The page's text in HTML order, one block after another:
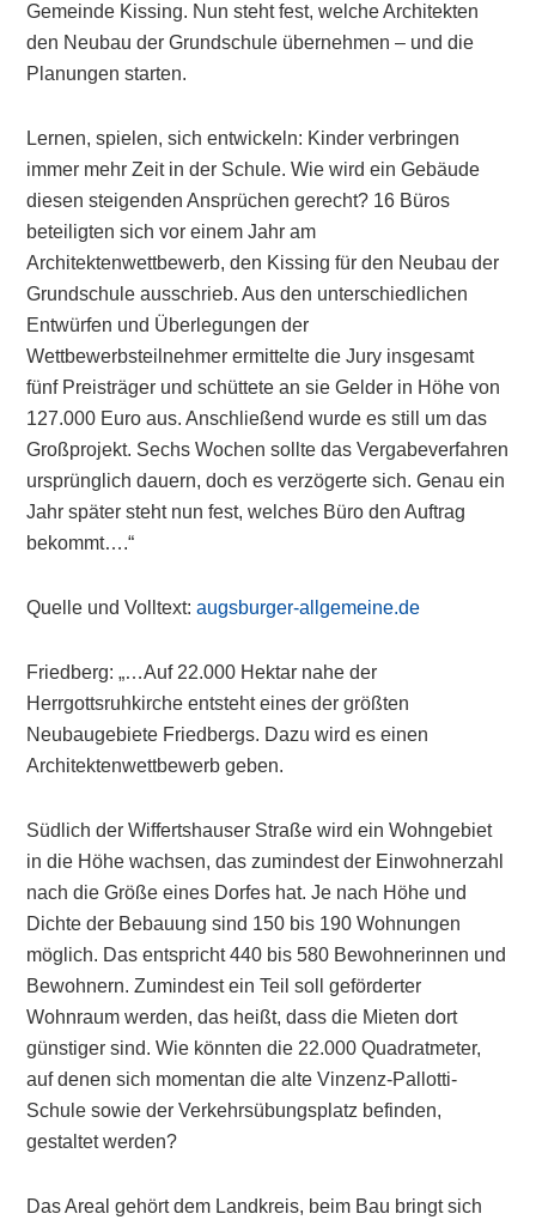
Gemeinde Kissing. Nun steht fest, welche Architekten
den Neubau der Grundschule übernehmen – und die
Planungen starten.
Lernen, spielen, sich entwickeln: Kinder verbringen
immer mehr Zeit in der Schule. Wie wird ein Gebäude
diesen steigenden Ansprüchen gerecht? 16 Büros
beteiligten sich vor einem Jahr am
Architektenwettbewerb, den Kissing für den Neubau der
Grundschule ausschrieb. Aus den unterschiedlichen
Entwürfen und Überlegungen der
Wettbewerbsteilnehmer ermittelte die Jury insgesamt
fünf Preisträger und schüttete an sie Gelder in Höhe von
127.000 Euro aus. Anschließend wurde es still um das
Großprojekt. Sechs Wochen sollte das Vergabeverfahren
ursprünglich dauern, doch es verzögerte sich. Genau ein
Jahr später steht nun fest, welches Büro den Auftrag
bekommt….“
Quelle und Volltext:augsburger-allgemeine.de
Friedberg: „…Auf 22.000 Hektar nahe der
Herrgottsruhkirche entsteht eines der größten
Neubaugebiete Friedbergs. Dazu wird es einen
Architektenwettbewerb geben.
Südlich der Wiffertshauser Straße wird ein Wohngebiet
in die Höhe wachsen, das zumindest der Einwohnerzahl
nach die Größe eines Dorfes hat. Je nach Höhe und
Dichte der Bebauung sind 150 bis 190 Wohnungen
möglich. Das entspricht 440 bis 580 Bewohnerinnen und
Bewohnern. Zumindest ein Teil soll geförderter
Wohnraum werden, das heißt, dass die Mieten dort
günstiger sind. Wie könnten die 22.000 Quadratmeter,
auf denen sich momentan die alte Vinzenz-Pallotti-
Schule sowie der Verkehrsübungsplatz befinden,
gestaltet werden?
Das Areal gehört dem Landkreis, beim Bau bringt sich